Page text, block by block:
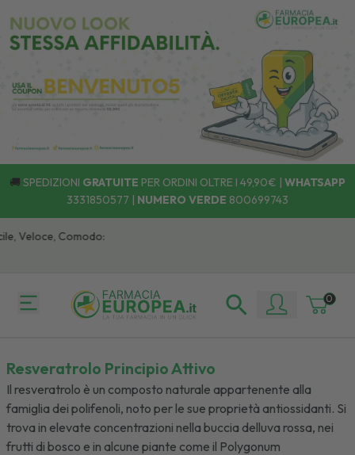
🚚 SPEDIZIONI GRATUITE PER ORDINI OLTRE I 49,90€ | WHATSAPP
3331850577 | NUMERO VERDE 800699743
Comodo:
0
Resveratrolo Principio Attivo
Il resveratrolo è un composto naturale appartenente alla
famiglia dei polifenoli, noto per le sue proprietà antiossidanti. Si
trova in elevate concentrazioni nella buccia delluva rossa, nei
frutti di bosco e in alcune piante come il Polygonum